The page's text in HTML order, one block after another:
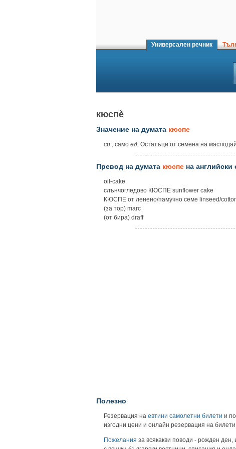
Универсален речник
кюспѐ
Значение на думата кюспе
ср., само ед. Остатъци от семена на
Превод на думата кюспе на английски
oil-cake
слънчогледово КЮСПЕ sunflower cake
КЮСПЕ от ленено/памучно семе linseed/
(за тор) marc
(от бира) draff
Полезно
Резервация на евтини самолетни билети и
изгодни цени и онлайн резервация на
Пожелания за всякакви поводи - рожден